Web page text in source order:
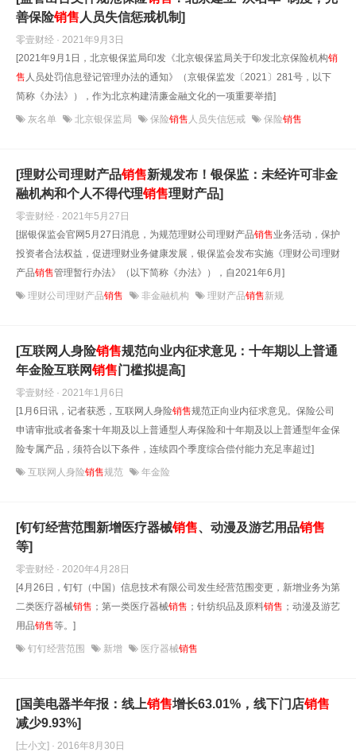
善保险销售 人员失信惩戒机制]
零壹财经 · 2021年9月3日
[2021年9月1日，北京银保监局印发《北京银保监局关于印发北京保险机构销
售 人员处罚信息登记管理办法的通知》（京银保监发〔2021〕281号，以下
简称《办法》），作为北京构建清廉金融文化的一项重要举措]
灰名单 北京银保监局 保险销售 人员失信惩戒 保险销售
[理财公司理财产品销售新规发布！银保监：未经许可非金
融机构和个人不得代理销售理财产品]
零壹财经 · 2021年5月27日
[据银保监会官网5月27日消息，为规范理财公司理财产品销售业务活动，保护
投资者合法权益，促进理财业务健康发展，银保监会发布实施《理财公司理财
产品销售管理暂行办法》（以下简称《办法》），自2021年6月]
理财公司理财产品销售 非金融机构 理财产品销售新规
[互联网人身险销售规范向业内征求意见：十年期以上普通
年金险互联网销售门槛拟提高]
零壹财经 · 2021年1月6日
[1月6日讯，记者获悉，互联网人身险销售规范正向业内征求意见。保险公司
申请审批或者备案十年期及以上普通型人寿保险和十年期及以上普通型年金保
险专属产品，须符合以下条件，连续四个季度综合偿付能力充足率超过]
互联网人身险销售规范 年金险
[钉钉经营范围新增医疗器械销售、动漫及游艺用品销售
等]
零壹财经 · 2020年4月28日
[4月26日，钉钉（中国）信息技术有限公司发生经营范围变更，新增业务为第
二类医疗器械销售 ；第一类医疗器械销售 ；针纺织品及原料销售 ；动漫及游艺
用品销售等。]
钉钉经营范围 新增 医疗器械销售
[国美电器半年报：线上销售增长63.01%，线下门店销售
减少9.93%]
[士小文] · 2016年8月30日